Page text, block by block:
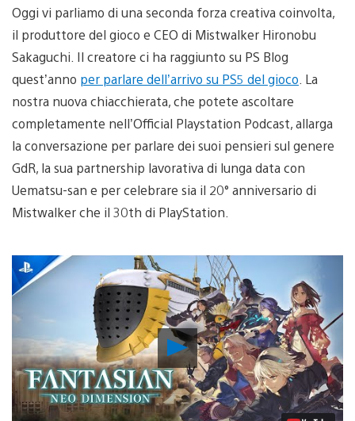
Oggi vi parliamo di una seconda forza creativa coinvolta,
il produttore del gioco e CEO di Mistwalker Hironobu
Sakaguchi. Il creatore ci ha raggiunto su PS Blog
quest’anno per parlare dell’arrivo su PS5 del gioco . La
nostra nuova chiacchierata, che potete ascoltare
completamente nell’Official Playstation Podcast, allarga
la conversazione per parlare dei suoi pensieri sul genere
GdR, la sua partnership lavorativa di lunga data con
Uematsu-san e per celebrare sia il 20° anniversario di
Mistwalker che il 30th di PlayStation.
Riproduci
video